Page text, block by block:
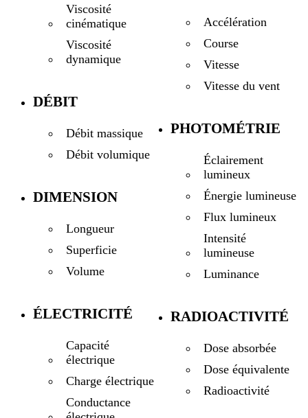
Viscosité
cinématique
Viscosité
dynamique
DÉBIT
Débit massique
Débit volumique
DIMENSION
Longueur
Superficie
Volume
ÉLECTRICITÉ
Capacité
électrique
Charge électrique
Conductance
Accélération
Course
Vitesse
Vitesse du vent
PHOTOMÉTRIE
Éclairement
lumineux
Énergie lumineuse
Flux lumineux
Intensité
lumineuse
Luminance
RADIOACTIVITÉ
Dose absorbée
Dose équivalente
Radioactivité